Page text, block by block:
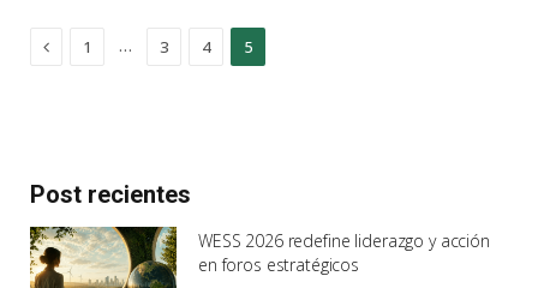
Previous
1 … 3 4 5
Post recientes
WESS 2026 redefine liderazgo y acción
en foros estratégicos